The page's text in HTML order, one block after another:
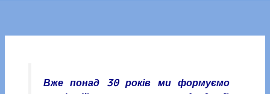
Вже понад 30 років ми формуємо